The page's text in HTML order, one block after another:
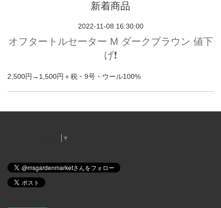
新着商品
2022-11-08 16:30:00
オフタートルセーター M ダークブラウン 値下
げ❗️
2,500円→1,500円＋税・9号・ウール100%
▼